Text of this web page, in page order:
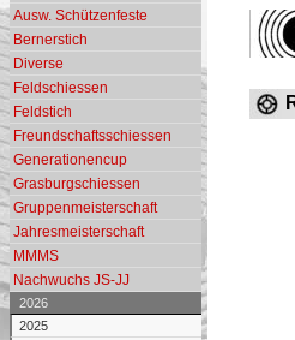
Ausw. Schützenfeste
Bernerstich
Diverse
Feldschiessen
Feldstich
Freundschaftsschiessen
Generationencup
Grasburgschiessen
Gruppenmeisterschaft
Jahresmeisterschaft
MMMS
Nachwuchs JS-JJ
2026
2025